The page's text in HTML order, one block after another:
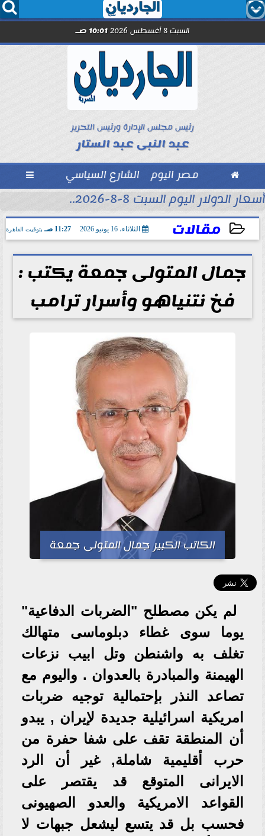
  
السبت 8 أغسطس 2026 10:01 صـ
رئيس مجلس الإدارة ورئيس التحرير
عبد النبى عبد الستار
 مصر اليوم الشارع السياسي 
أسعار الدولار اليوم السبت 8-8-2026..
مقالات الثلاثاء، 16 يونيو 2026 11:27 صـ بتوقيت القاهرة
2026-06-16 11:27:12
جمال المتولى جمعة يكتب :
فخ نتنياهو وأسرار ترامب
الكاتب الكبير جمال المتولى جمعة
لم يكن مصطلح "الضربات الدفاعية"
يوما سوى غطاء دبلوماسى متهالك
تغلف به واشنطن وتل ابيب نزعات
الهيمنة والمبادرة بالعدوان . واليوم مع
تصاعد النذر بإحتمالية توجيه ضربات
امريكية اسرائيلية جديدة لإيران , يبدو
أن المنطقة تقف على شفا حفرة من
حرب أقليمية شاملة, غير أن الرد
الايرانى المتوقع قد يقتصر على
القواعد الامريكية والعدو الصهيونى
فحسب بل قد يتسع ليشعل جبهات لا